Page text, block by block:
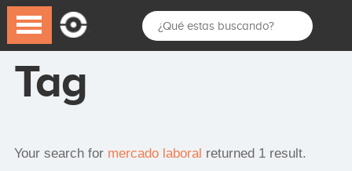
Tag
Your search for mercado laboral returned 1 result.